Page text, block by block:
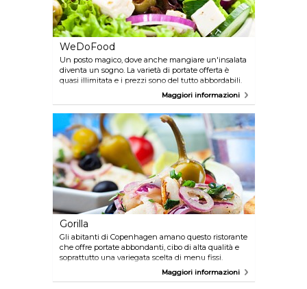
WeDoFood
Un posto magico, dove anche mangiare un'insalata
diventa un sogno. La varietà di portate offerta è
quasi illimitata e i prezzi sono del tutto abbordabili.
E' il luogo ideale per chi ama mangiare con gusto,
ma allo stesso tempo rimanere in forma e
consumare cibo di alta qualità.
Maggiori informazioni
Gorilla
Gli abitanti di Copenhagen amano questo ristorante
che offre portate abbondanti, cibo di alta qualità e
soprattutto una variegata scelta di menu fissi.
Ordinate il menu da 10 - 15 portate e preparatevi a
vivere l'avventura gastronomica più gustosa di
Maggiori informazioni